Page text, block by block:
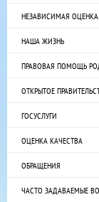
НЕЗАВИСИМАЯ
НАША ЖИЗНЬ
ПРАВОВАЯ ПОМОЩЬ
ОТКРЫТОЕ
ГОСУСЛУГИ
ОЦЕНКА КАЧЕСТВА
ОБРАЩЕНИЯ
ЧАСТО ЗАДАВАЕМЫЕ